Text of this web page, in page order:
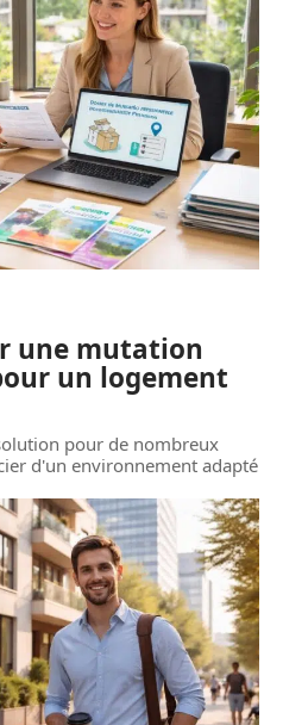
une mutation
un logement
pour de nombreux
d'un environnement adapté